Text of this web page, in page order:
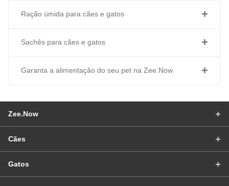
Ração úmida para cães e gatos
Sachês para cães e gatos
Garanta a alimentação do seu pet na Zee.Now
Cães
Gatos
Zee.Now